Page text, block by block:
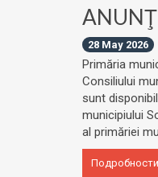
ANUNŢ
28 May 2026
Primăria
Consiliului
sunt
municipiului
al primăriei